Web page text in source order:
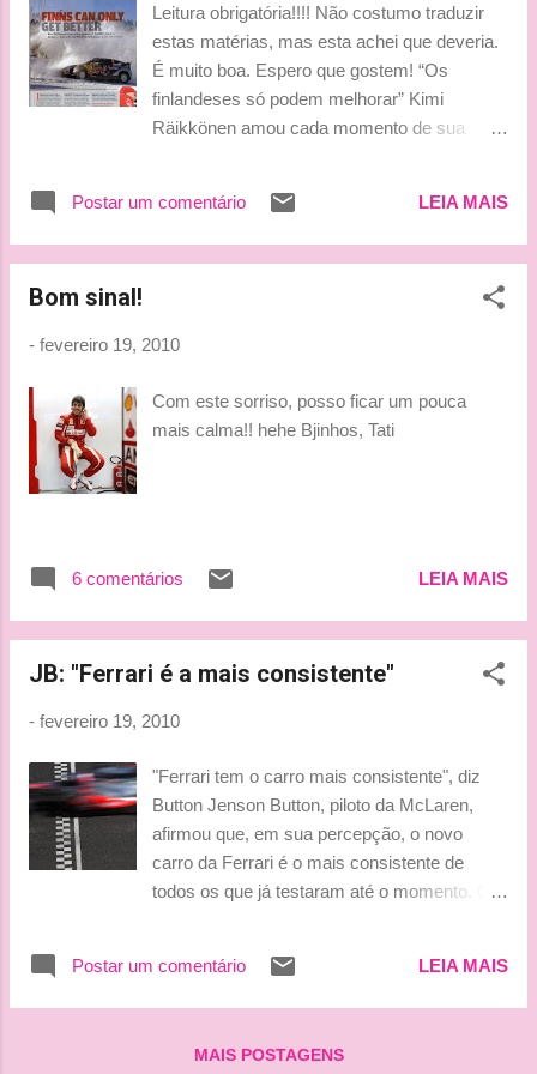
Leitura obrigatória!!!! Não costumo traduzir
estas matérias, mas esta achei que deveria.
É muito boa. Espero que gostem! “Os
finlandeses só podem melhorar” Kimi
Räikkönen amou cada momento de sua
Evans Acabou de passar das cinco da tarde
de sábado em Hagfors, Suécia central. O
caindo. Resta ainda uma hora para acabar
chegue e os fãs comecem a se reunir.
Sessenta minutos depois de bateção de pé e
nível de interesse no primeiro ataque de Kimi
Räikkönen no Campeonato Mundial de Rali
tem sido impressionante. Mas isto está
ficando bobo. O parque de serviço para a
Postar um comentário LEIA MAIS
Bom sinal!
- fevereiro 19, 2010
Com este sorriso, posso ficar um pouca
mais calma!! hehe Bjinhos, Tati
6 comentários LEIA MAIS
JB: "Ferrari é a mais consistente"
- fevereiro 19, 2010
"Ferrari tem o carro mais consistente", diz
Button Jenson Button, piloto da McLaren,
afirmou que, em sua percepção, o novo
carro da Ferrari é o mais consistente de
todos os que já testaram até o momento. O
1min20s394_ crê que no momento, nenhum
outro bólido tem mais consistência do que o
Fernando Alonso. "Se você olhar para o
Postar um comentário LEIA MAIS
MAIS POSTAGENS